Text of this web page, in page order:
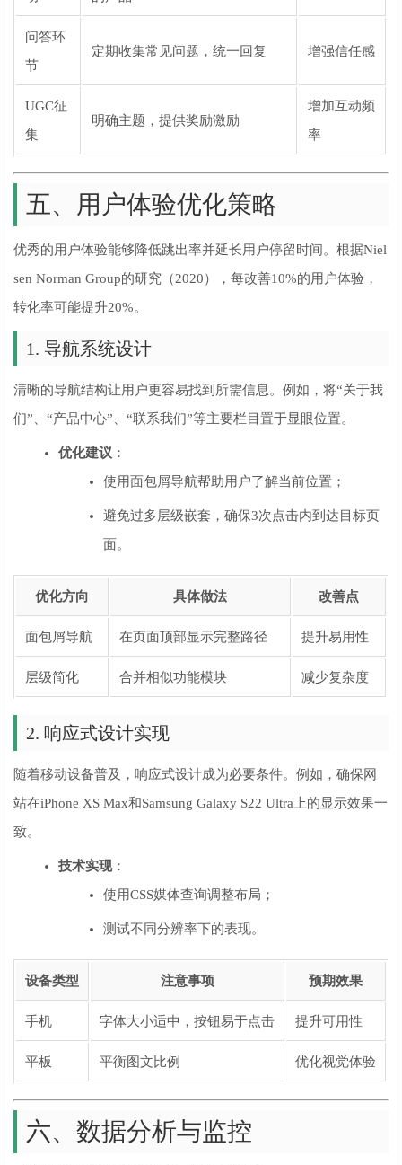
问答环
节
定期收集常见问题，统一回复 增强信任感
UGC征
集
明确主题，提供奖励激励
增加互动频
率
五、用户体验优化策略
优秀的用户体验能够降低跳出率并延长用户停留时间。根据Niel
sen Norman Group的研究（2020），每改善10%的用户体验，
转化率可能提升20%。
1. 导航系统设计
清晰的导航结构让用户更容易找到所需信息。例如，将“关于我
们”、“产品中心”、“联系我们”等主要栏目置于显眼位置。
优化建议 ：
使用面包屑导航帮助用户了解当前位置；
避免过多层级嵌套，确保3次点击内到达目标页
面。
优化方向 具体做法 改善点
面包屑导航 在页面顶部显示完整路径 提升易用性
层级简化 合并相似功能模块 减少复杂度
2. 响应式设计实现
随着移动设备普及，响应式设计成为必要条件。例如，确保网
站在iPhone XS Max和Samsung Galaxy S22 Ultra上的显示效果一
致。
技术实现：
使用CSS媒体查询调整布局；
测试不同分辨率下的表现。
设备类型 注意事项 预期效果
手机 字体大小适中，按钮易于点击 提升可用性
平板 平衡图文比例 优化视觉体验
六、数据分析与监控